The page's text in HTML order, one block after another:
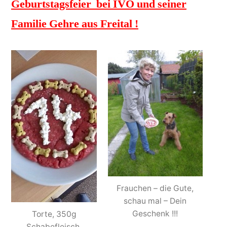
Geburtstagsfeier bei IVO und seiner
Familie Gehre aus Freital !
Torte, 350g
Frauchen – die Gute,
schau mal – Dein
Geschenk !!!